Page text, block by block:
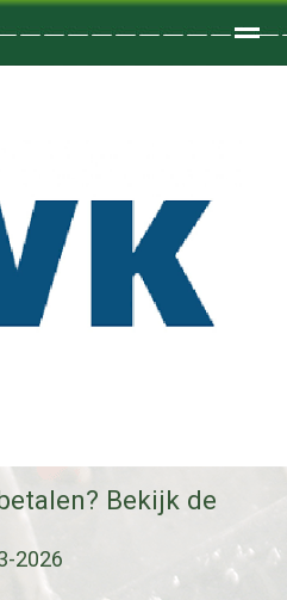
Bekijk de
2026